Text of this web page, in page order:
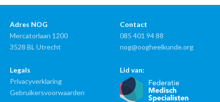
Adres NOG
Mercatorlaan 1200
3528 BL Utrecht
Contact
085 401 94 88
nog@oogheelkunde.org
Legals
Privacyverklaring
Gebruikersvoorwaarden
Lid van: